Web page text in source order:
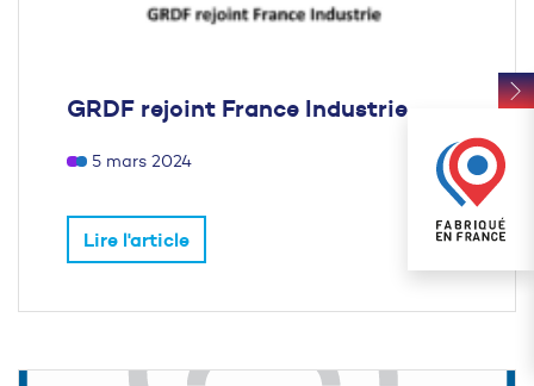
GRDF rejoint France Industrie
5 mars 2024
Lire l'article